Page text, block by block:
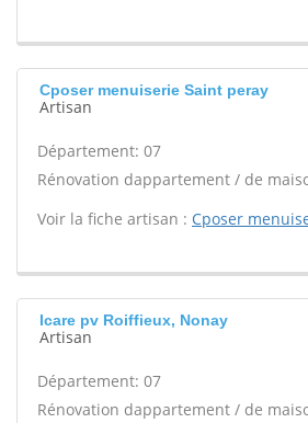
Cposer menuiserie Saint peray
Artisan
Département: 07
Rénovation dappartement / de
Voir la fiche artisan : Cposer
Icare pv Roiffieux, Nonay
Artisan
Département: 07
Rénovation dappartement / de